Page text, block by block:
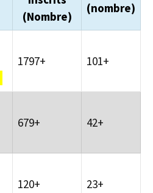
(Nombre)
(nombre)
1797+ 101+
679+ 42+
120+ 23+